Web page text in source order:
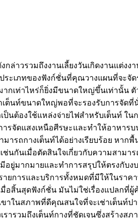
ล่าวรวมถึงงานเลี้ยงวันเกิดงานแต่
เภทของฟังก์ชั่นที่คุณวางแผนที่จะจัด
เท่าไหร่ก็ยิ่งมีขนาดใหญ่ขึ้นเท่านั้น
ต็นท์ขนาดใหญ่พอที่จะรองรับการจั
นต้องใช้แหล่งจ่ายไฟสำหรับเต็นท์
รจัดแสงเหนือศีรษะและทำให้อาหา
รถกางเต็นท์ได้อย่างเรียบร้อย หาก
กันเมื่อตัดสินใจเกี่ยวกับความสามา
มากมายและทำการสรุปให้ตรงกับ
ารและบริการทั้งหมดที่มีให้ในราค
อสิ้นสุดฟังก์ชั่น มันไม่ใช่เรื่องแปลกที่
นสภาพที่ดีคุณสนใจที่จะเช่าเต็นท์ป
รารวมถึงเต็นท์กางที่ชัดเจนซึ่งสร้า